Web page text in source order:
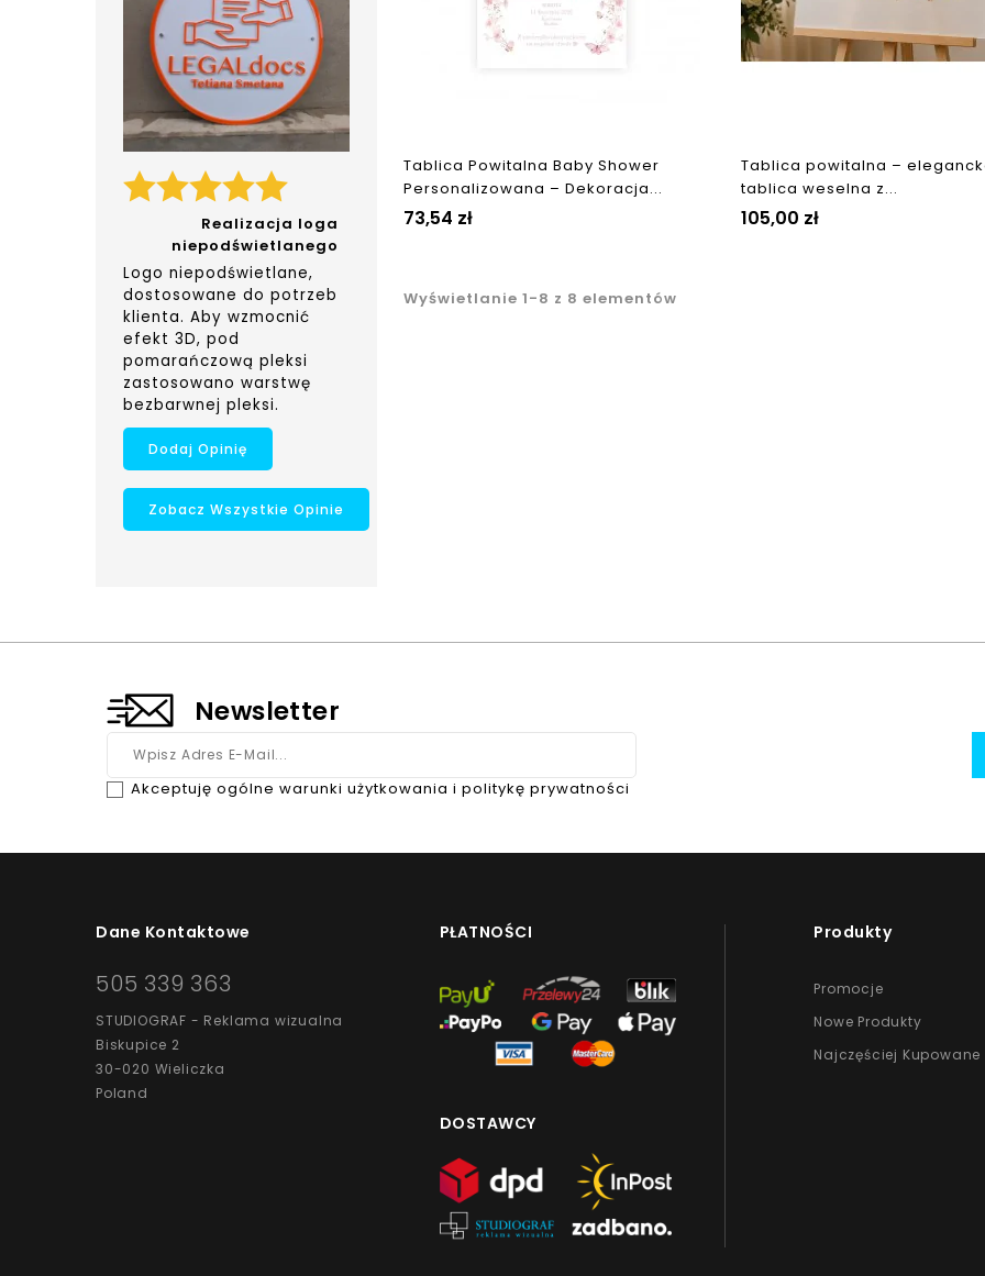
Realizacja loga
niepodświetlanego
Logo niepodświetlane,
dostosowane do potrzeb
klienta. Aby wzmocnić
efekt 3D, pod
pomarańczową pleksi
zastosowano warstwę
bezbarwnej pleksi.
Dodaj Opinię
Zobacz Wszystkie Opinie
Tablica Powitalna Baby Shower
Personalizowana – Dekoracja...
73,54 zł
Tablica powitalna –
tablica weselna z...
105,00 zł
Wyświetlanie 1-8 z 8 elementów
Newsletter
Akceptuję ogólne warunki użytkowania i politykę prywatności
Dane Kontaktowe
505 339 363
STUDIOGRAF - Reklama wizualna
Biskupice 2
30-020 Wieliczka
Poland
PŁATNOŚCI
DOSTAWCY
Produkty
Promocje
Nowe Produkty
Najczęściej Kupowane